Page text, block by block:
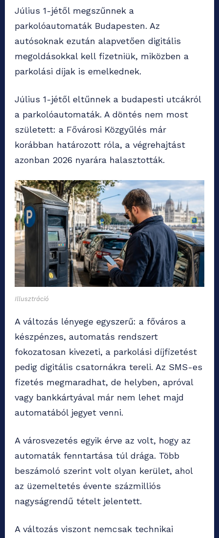
Július 1-jétől megszűnnek a
parkolóautomaták Budapesten. Az
autósoknak ezután alapvetően digitális
megoldásokkal kell fizetniük, miközben a
parkolási díjak is emelkednek.
Július 1-jétől eltűnnek a budapesti utcákról
a parkolóautomaták. A döntés nem most
született: a Fővárosi Közgyűlés már
korábban határozott róla, a végrehajtást
azonban 2026 nyarára halasztották.
Illusztráció
A változás lényege egyszerű: a főváros a
készpénzes, automatás rendszert
fokozatosan kivezeti, a parkolási díjfizetést
pedig digitális csatornákra tereli. Az SMS-es
fizetés megmaradhat, de helyben, apróval
vagy bankkártyával már nem lehet majd
automatából jegyet venni.
A városvezetés egyik érve az volt, hogy az
automaták fenntartása túl drága. Több
beszámoló szerint volt olyan kerület, ahol
az üzemeltetés évente százmilliós
nagyságrendű tételt jelentett.
A változás viszont nemcsak technikai